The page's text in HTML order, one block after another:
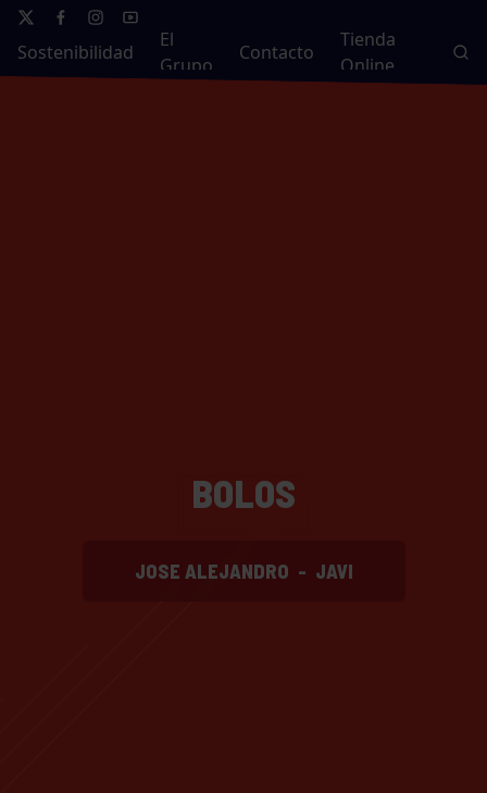
Sostenibilidad
El
Grupo
Contacto
Tienda
Online
BOLOS
JOSE ALEJANDRO - JAVI